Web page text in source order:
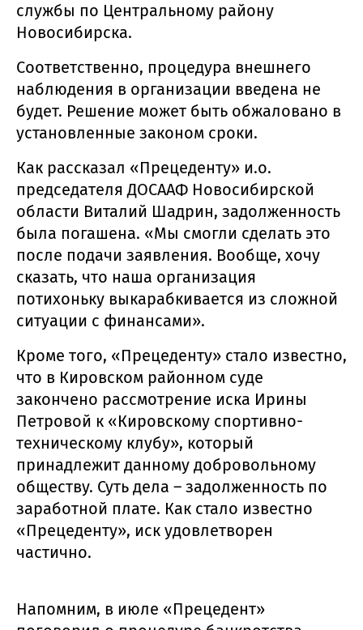
службы по Центральному району
Новосибирска.
Соответственно, процедура внешнего
наблюдения в организации введена не
будет. Решение может быть обжаловано в
установленные законом сроки.
Как рассказал «Прецеденту» и.о.
председателя ДОСААФ Новосибирской
области Виталий Шадрин, задолженность
была погашена. «Мы смогли сделать это
после подачи заявления. Вообще, хочу
сказать, что наша организация
потихоньку выкарабкивается из сложной
ситуации с финансами».
Кроме того, «Прецеденту» стало известно,
что в Кировском районном суде
закончено рассмотрение иска Ирины
Петровой к «Кировскому спортивно-
техническому клубу», который
принадлежит данному добровольному
обществу. Суть дела – задолженность по
заработной плате. Как стало известно
«Прецеденту», иск удовлетворен
частично.
Напомним, в июле «Прецедент»